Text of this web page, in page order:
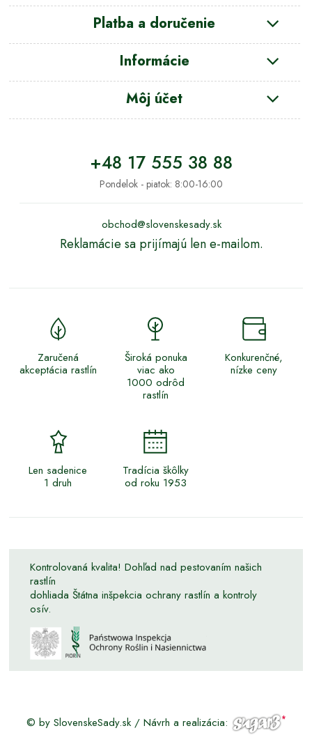
Platba a doručenie
Informácie
Môj účet
+48 17 555 38 88
Pondelok - piatok: 8:00-16:00
obchod@slovenskesady.sk
Reklamácie sa prijímajú len e-mailom.
Zaručená
akceptácia rastlín
Široká ponuka
viac ako
1000 odrôd
rastlín
Konkurenčné,
nízke ceny
Len sadenice
1 druh
Tradícia škôlky
od roku 1953
Kontrolovaná kvalita! Dohľad nad pestovaním našich
rastlín
dohliada Štátna inšpekcia ochrany rastlín a kontroly
osív.
© by SlovenskeSady.sk / Návrh a realizácia: